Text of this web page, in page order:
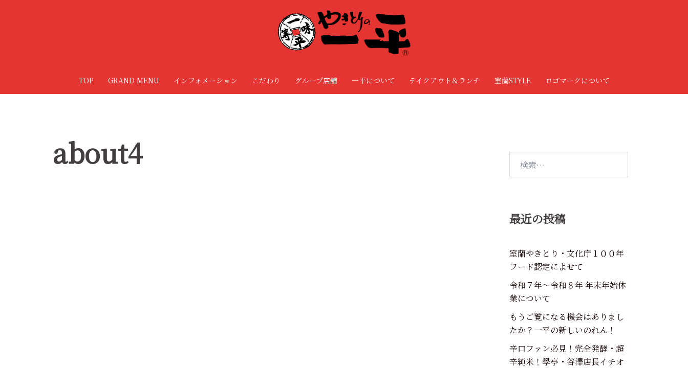
TOP GRAND MENU インフォメーション こだわり グループ店舗 一平について テイクアウト＆ランチ 室蘭STYLE ロゴマークについて
about4
最近の投稿
室蘭やきとり・文化庁１００年
フード認定によせて
令和７年～令和８年 年末年始休
業について
もうご覧になる機会はありまし
たか？一平の新しいのれん！
辛口ファン必見！完全発酵・超
辛純米！學亭・谷澤店長イチオ